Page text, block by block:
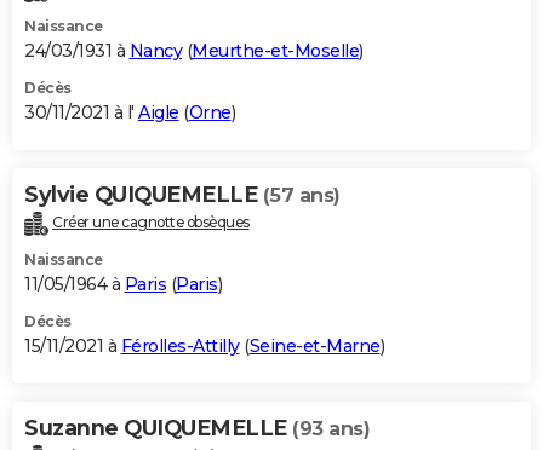
Naissance
24/03/1931 à Nancy(Meurthe-et-Moselle)
Décès
30/11/2021 à l' Aigle (Orne)
Sylvie QUIQUEMELLE (57 ans)
Créer une cagnotte obsèques
Naissance
11/05/1964 à Paris (Paris)
Décès
15/11/2021 à Férolles-Attilly(Seine-et-Marne)
Suzanne QUIQUEMELLE (93 ans)